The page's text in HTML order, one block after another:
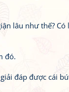
lâu như thế? Có
đó.
đáp được cái